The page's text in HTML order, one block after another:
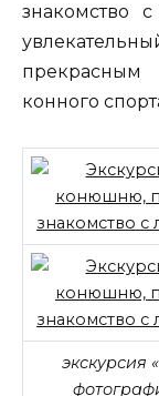
знакомство
конного
экскурсия